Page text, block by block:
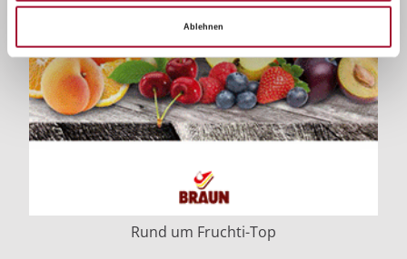
Ablehnen
Rund um Fruchti-Top